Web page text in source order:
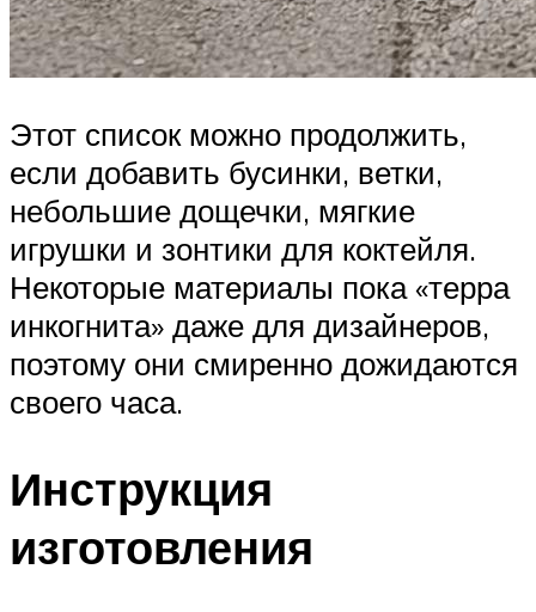
Этот список можно продолжить,
если добавить бусинки, ветки,
небольшие дощечки, мягкие
игрушки и зонтики для коктейля.
Некоторые материалы пока «терра
инкогнита» даже для дизайнеров,
поэтому они смиренно дожидаются
своего часа.
Инструкция
изготовления